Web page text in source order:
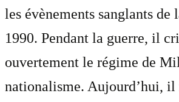
les évènements sanglants de
1990. Pendant la guerre, il
ouvertement le régime de
nationalisme. Aujourd’hui, il